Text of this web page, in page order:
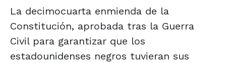
La decimocuarta enmienda de la
Constitución, aprobada tras la Guerra
Civil para garantizar que los
estadounidenses negros tuvieran sus